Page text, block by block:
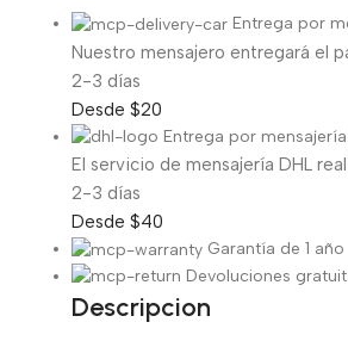
Entrega por
Nuestro mensajero entregará el
2-3 días
Desde $20
Entrega por mensajería
El servicio de mensajería DHL
2-3 días
Desde $40
Garantía de 1 año
Devoluciones
Descripcion